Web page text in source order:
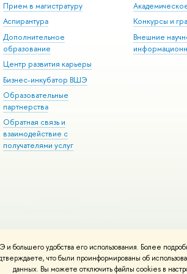
удобства его использования. Более
что были проинформированы об
данных. Вы можете отключить файлы cookies в
Прием в магистратуру
Аспирантура
Дополнительное
образование
Центр развития карьеры
Бизнес-инкубатор ВШЭ
Образовательные
партнерства
Обратная связь и
взаимодействие с
получателями услуг
Конкурсы и
Внешние
Условия использования материалов
вШколе дизайна НИУ ВШЭ